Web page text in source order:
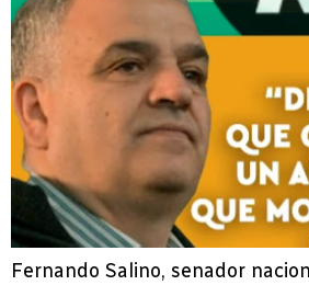
Fernando Salino, senador